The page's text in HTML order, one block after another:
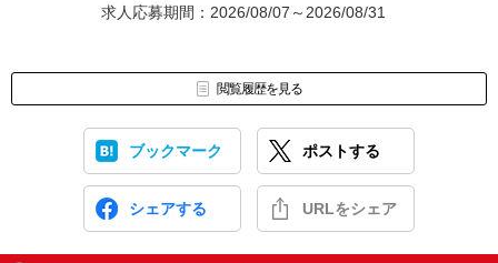
求人応募期間：2026/08/07～2026/08/31
閲覧履歴を見る
ブックマーク ポストする
シェアする URLをシェア